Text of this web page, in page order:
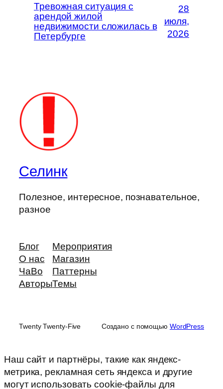
Тревожная ситуация с
арендой жилой
недвижимости сложилась в
Петербурге
28
июля,
2026
Селинк
Полезное, интересное, познавательное,
разное
Блог
О нас
ЧаВо
Авторы
Мероприятия
Магазин
Паттерны
Темы
Twenty Twenty-Five Создано с помощью WordPress
Наш сайт и партнёры, такие как яндекс-
метрика, рекламная сеть яндекса и другие
могут использовать cookie-файлы для